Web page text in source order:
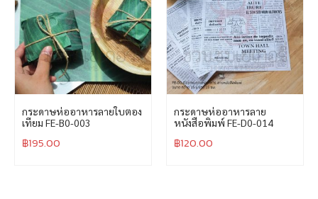
กระดาษห่ออาหารลายใบตอง
เทียม FE-B0-003
฿195.00
กระดาษห่ออาหารลาย
หนังสือพิมพ์ FE-D0-014
฿120.00